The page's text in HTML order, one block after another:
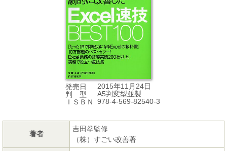
発売日
2015年11月24日
判 型
A5判変型並製
ＩＳＢＮ
978-4-569-82540-3
著者
吉田拳監修
（株）すごい改善著